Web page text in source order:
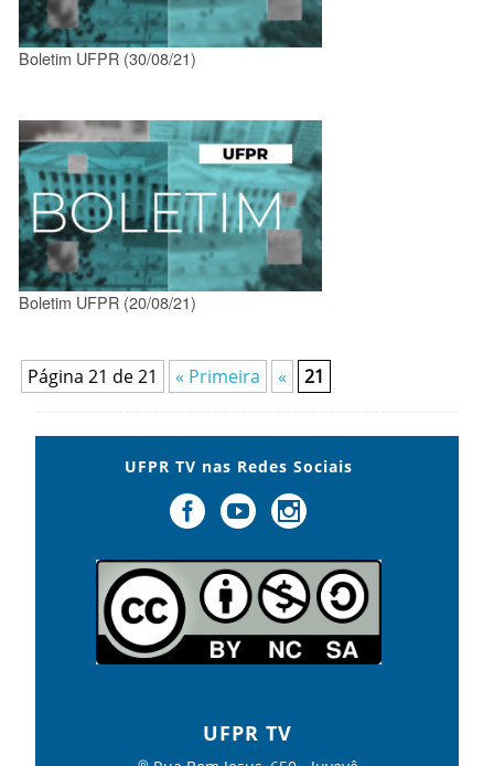
Boletim UFPR (30/08/21)
Boletim UFPR (20/08/21)
Página 21 de 21 « Primeira « 21
UFPR TV nas Redes Sociais
UFPR TV